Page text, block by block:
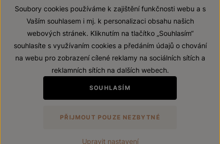
© 2026 ZNOVÍN ZNOJMO, a. s.
Prohlášení o přístupnosti
Zákaz prodeje alkoholických nápojů osobám mladším 18 let.
VytvořilwebProgress
Soubory cookies používáme k zajištění funkčnosti webu a s
Vaším souhlasem i mj. k personalizaci obsahu našich
webových stránek. Kliknutím na tlačítko „Souhlasím“
souhlasíte s využívaním cookies a předáním údajů o chování
na webu pro zobrazení cílené reklamy na sociálních sítích a
reklamních sítích na dalších webech.
SOUHLASÍM
PŘIJMOUT POUZE NEZBYTNÉ
Upravit nastavení